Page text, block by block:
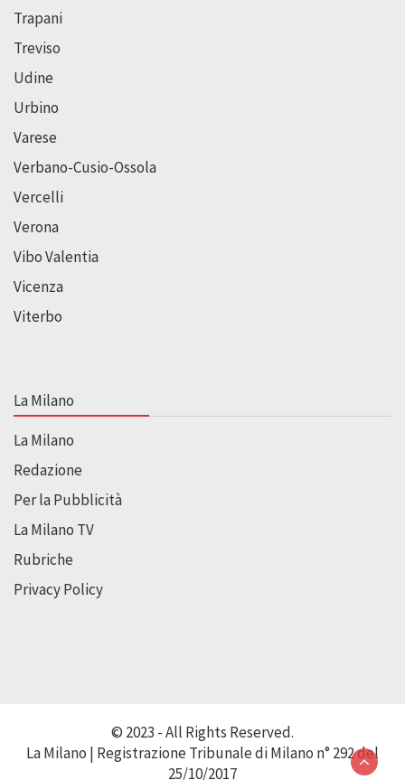
Trapani
Treviso
Udine
Urbino
Varese
Verbano-Cusio-Ossola
Vercelli
Verona
Vibo Valentia
Vicenza
Viterbo
La Milano
La Milano
Redazione
Per la Pubblicità
La Milano TV
Rubriche
Privacy Policy
© 2023 - All Rights Reserved.
La Milano | Registrazione Tribunale di Milano n° 292 del
25/10/2017